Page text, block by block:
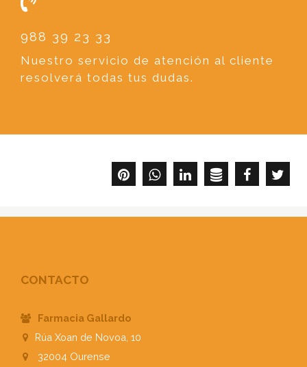
988 39 23 33
Nuestro servicio de atención al cliente
resolverá todas tus dudas.
CONTACTO
Farmacia Gallardo
Rúa Xoan de Novoa, 10
32004 Ourense